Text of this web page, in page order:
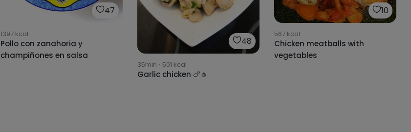
47
1397kcal
Pollo con zanahoria y
champiñones en salsa
48
35min · 501 kcal
Garlic chicken 🍗🧄
10
567kcal
Chicken meatballs with
vegetables